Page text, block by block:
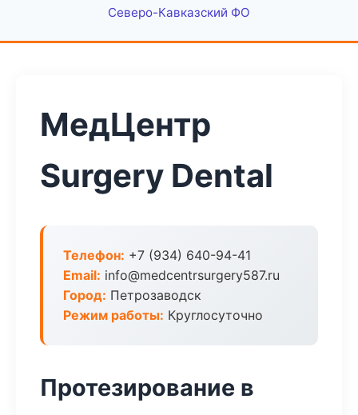
Северо-Кавказский ФО
МедЦентр
Surgery Dental
Телефон: +7 (934) 640-94-41
Email: info@medcentrsurgery587.ru
Город: Петрозаводск
Режим работы: Круглосуточно
Протезирование в